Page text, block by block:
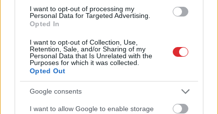
I want to opt-out of processing my
Personal Data for Targeted Advertising.
Opted In
I want to opt-out of Collection, Use,
Retention, Sale, and/or Sharing of my
Personal Data that Is Unrelated with the
Purposes for which it was collected.
Opted Out
Google consents
I want to allow Google to enable storage
pat neomulīgi
palika!” Sēņotāja mežā
uziet ļoti biedējošu
Saldummīļi
dalās ar
gardu mazkaloriju
Atcelt Ziņot